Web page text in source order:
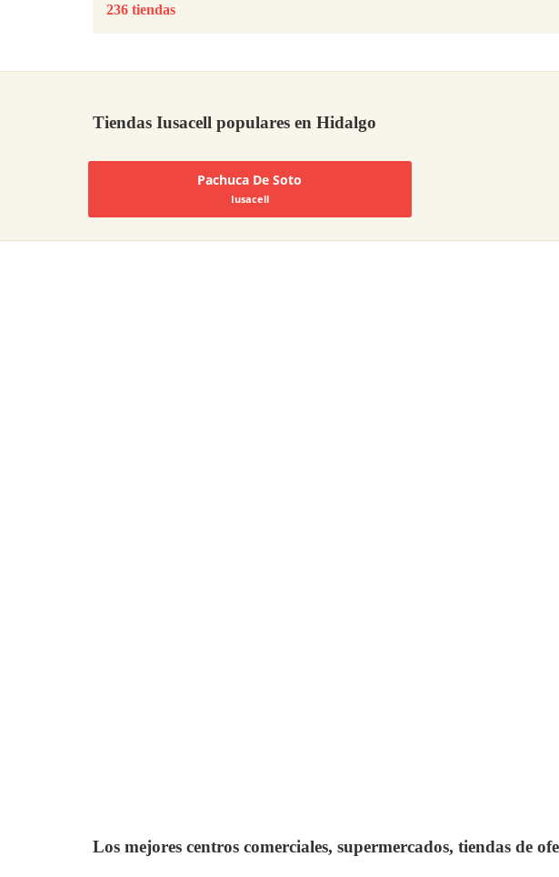
236 tiendas
Tiendas Iusacell populares en Hidalgo
Pachuca De Soto
Iusacell
Los mejores centros comerciales, supermercados, tiendas de